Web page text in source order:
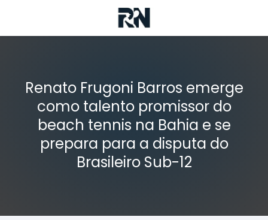
Renato Frugoni Barros emerge
como talento promissor do
beach tennis na Bahia e se
prepara para a disputa do
Brasileiro Sub-12